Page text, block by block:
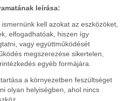
leírása:
kell azokat az eszközöket,
elfogadhatóak, hiszen így
vagy együttműködését
megszerezése sikertelen,
egyéb formájára.
a környezetben feszültséget
olyan helyiségben, ahol nincs